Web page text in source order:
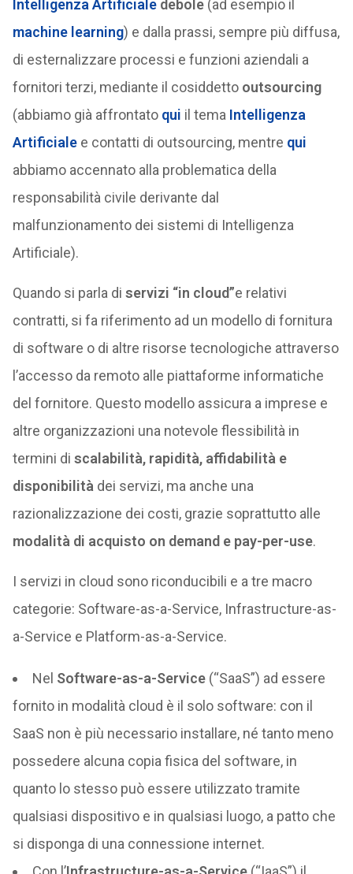
Intelligenza Artificialedebole(ad esempio il
machine learning) e dalla prassi, sempre più diffusa,
di esternalizzare processi e funzioni aziendali a
fornitori terzi, mediante il cosiddetto outsourcing
(abbiamo già affrontato qui il tema Intelligenza
Artificialee contatti di outsourcing, mentre qui
abbiamo accennato alla problematica della
responsabilità civile derivante dal
malfunzionamento dei sistemi di Intelligenza
Artificiale).
Quando si parla di servizi “in cloud”e relativi
contratti, si fa riferimento ad un modello di fornitura
di software o di altre risorse tecnologiche attraverso
l’accesso da remoto alle piattaforme informatiche
del fornitore. Questo modello assicura a imprese e
altre organizzazioni una notevole flessibilità in
termini di scalabilità, rapidità, affidabilità e
disponibilità dei servizi, ma anche una
razionalizzazione dei costi, grazie soprattutto alle
modalità di acquisto on demand e pay-per-use.
I servizi in cloud sono riconducibili e a tre macro
categorie: Software-as-a-Service, Infrastructure-as-
a-Service e Platform-as-a-Service.
Nel Software-as-a-Service(“SaaS”) ad essere
fornito in modalità cloud è il solo software: con il
SaaS non è più necessario installare, né tanto meno
possedere alcuna copia fisica del software, in
quanto lo stesso può essere utilizzato tramite
qualsiasi dispositivo e in qualsiasi luogo, a patto che
si disponga di una connessione internet.